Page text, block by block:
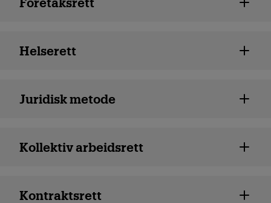
Helserett
Juridisk metode
Kollektiv arbeidsrett
Kontraktsrett